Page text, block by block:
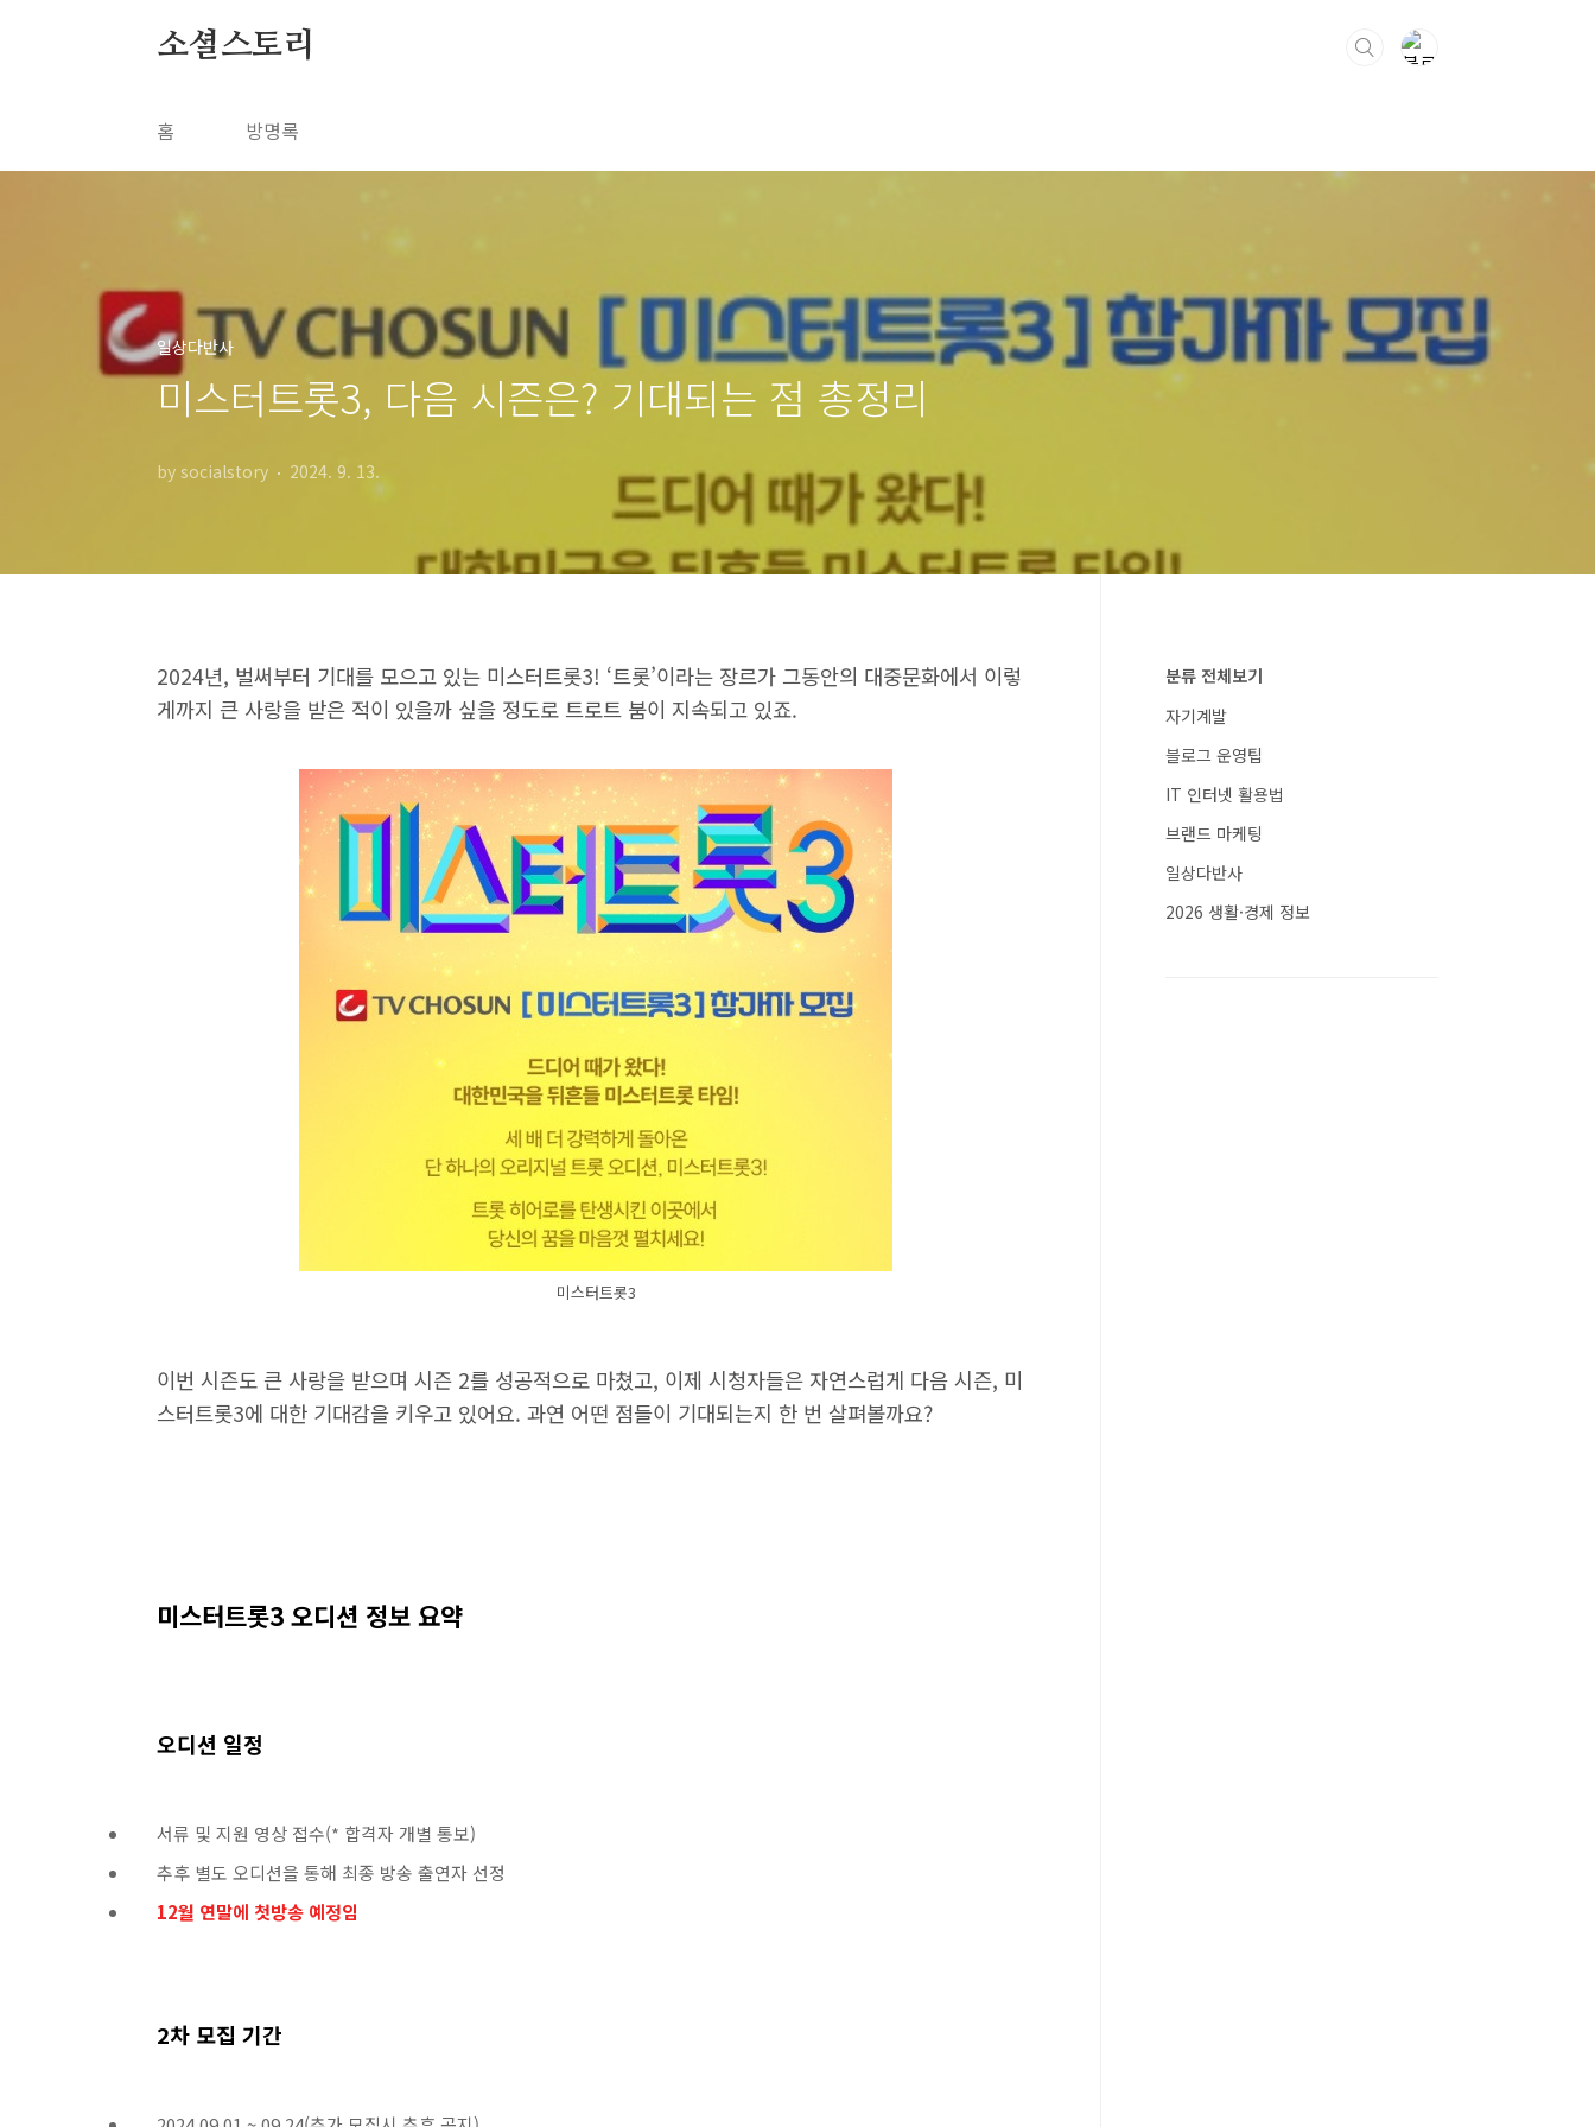
소셜스토리
홈 방명록
일상다반사
미스터트롯3, 다음 시즌은? 기대되는 점 총정리
by socialstory 2024. 9. 13.
2024년, 벌써부터 기대를 모으고 있는 미스터트롯3! ‘트롯’이라는 장르가 그동안의 대중문화에서 이렇
게까지 큰 사랑을 받은 적이 있을까 싶을 정도로 트로트 붐이 지속되고 있죠.
미스터트롯3
이번 시즌도 큰 사랑을 받으며 시즌 2를 성공적으로 마쳤고, 이제 시청자들은 자연스럽게 다음 시즌, 미
스터트롯3에 대한 기대감을 키우고 있어요. 과연 어떤 점들이 기대되는지 한 번 살펴볼까요?
미스터트롯3 오디션 정보 요약
오디션 일정
서류 및 지원 영상 접수(* 합격자 개별 통보)
추후 별도 오디션을 통해 최종 방송 출연자 선정
12월 연말에 첫방송 예정임
2차 모집 기간
분류 전체보기
자기계발
블로그 운영팁
IT 인터넷 활용법
브랜드 마케팅
일상다반사
2026 생활·경제 정보